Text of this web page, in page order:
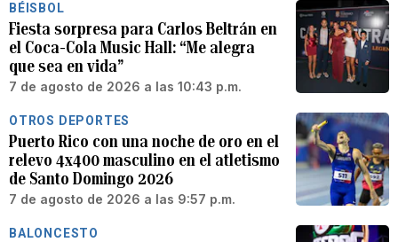
BÉISBOL
Fiesta sorpresa para Carlos Beltrán en
el Coca-Cola Music Hall: “Me alegra
que sea en vida”
7 de agosto de 2026 a las 10:43 p.m.
OTROS DEPORTES
Puerto Rico con una noche de oro en el
relevo 4x400 masculino en el atletismo
de Santo Domingo 2026
7 de agosto de 2026 a las 9:57 p.m.
BALONCESTO